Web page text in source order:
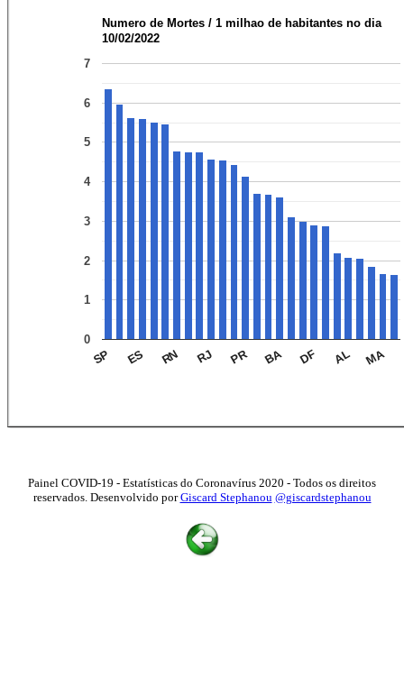
Numero de Mortes / 1 milhao de habitantes no dia
10/02/2022
SP ES RN RJ PR BA DF AL MA
0
1
2
3
4
5
6
7
Painel COVID-19 - Estatísticas do Coronavírus 2020 - Todos os direitos
reservados. Desenvolvido porGiscard Stephanou @giscardstephanou